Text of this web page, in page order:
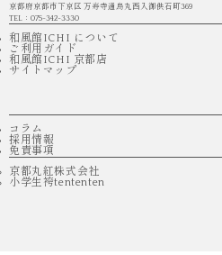
京都府京都市下京区 万寿寺通烏丸西入御供石町369
TEL：075-342-3330
和風館ICHI について
ご利用ガイド
和風館ICHI 京都店
サイトマップ
コラム
採用情報
免責事項
京都丸紅株式会社
小学生袴tententen